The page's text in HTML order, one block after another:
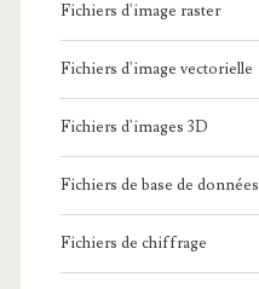
Fichiers d'image raster
Fichiers d'image vectorielle
Fichiers d'images 3D
Fichiers de base de données
Fichiers de chiffrage